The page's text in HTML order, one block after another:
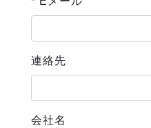
連絡先
会社名